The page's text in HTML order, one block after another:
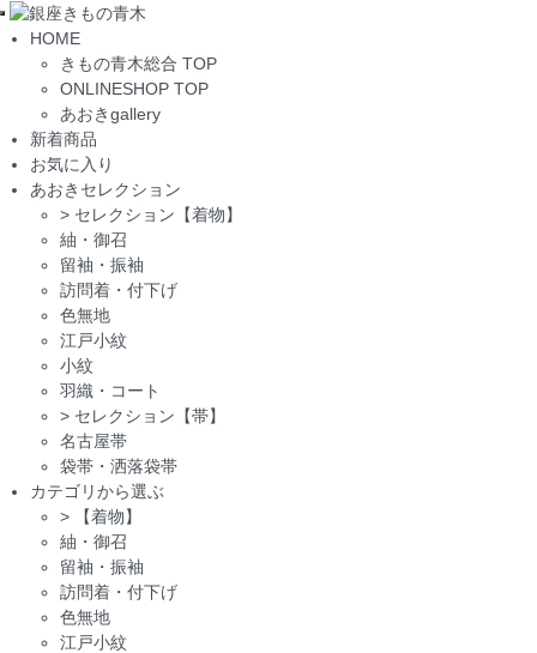
Toggle
navigation
HOME
きもの青木総合 TOP
ONLINESHOP TOP
あおきgallery
新着商品
お気に入り
あおきセレクション
> セレクション【着物】
紬・御召
留袖・振袖
訪問着・付下げ
色無地
江戸小紋
小紋
羽織・コート
> セレクション【帯】
名古屋帯
袋帯・洒落袋帯
カテゴリから選ぶ
>
【着物】
紬・御召
留袖・振袖
訪問着・付下げ
色無地
江戸小紋